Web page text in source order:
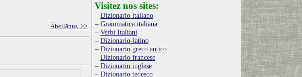
Ăbellānus >>
Visitez nos sites:
Dizionario italiano
Grammatica italiana
Verbi Italiani
Dizionario-latino
Dizionario greco antico
Dizionario francese
Dizionario inglese
Dizionario tedesco